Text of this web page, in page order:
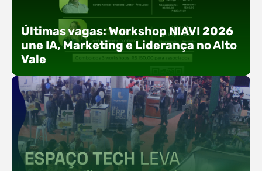
Últimas vagas: Workshop NIAVI 2026
une IA, Marketing e Liderança no Alto
Vale